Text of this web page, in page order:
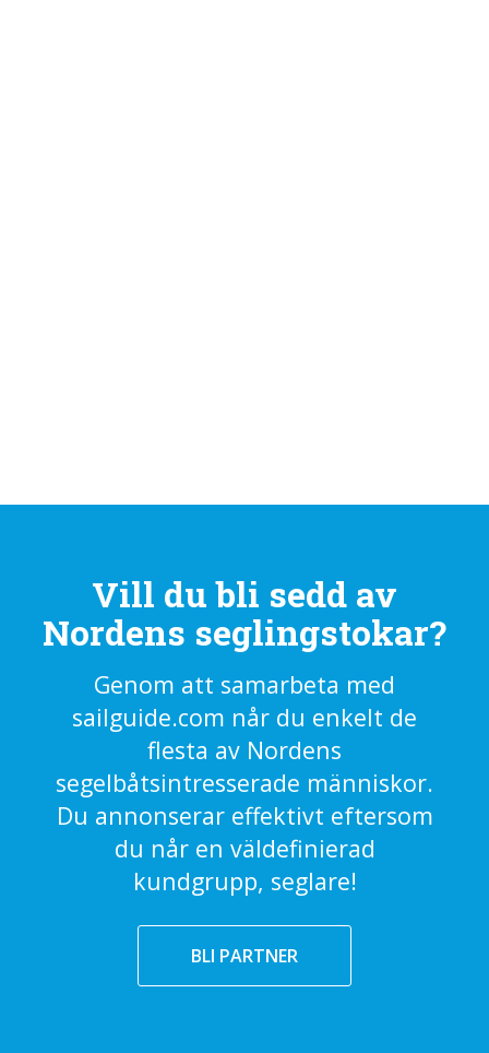
Vill du bli sedd av
Nordens seglingstokar?
Genom att samarbeta med
sailguide.com når du enkelt de
flesta av Nordens
segelbåtsintresserade människor.
Du annonserar effektivt eftersom
du når en väldefinierad
kundgrupp, seglare!
BLI PARTNER